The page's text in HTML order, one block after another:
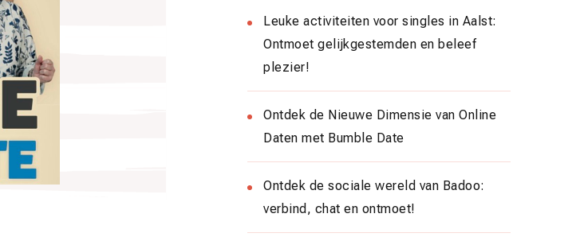
Leuke activiteiten voor singles in Aalst:
Ontmoet gelijkgestemden en beleef
plezier!
Ontdek de Nieuwe Dimensie van Online
Daten met Bumble Date
Ontdek de sociale wereld van Badoo:
verbind, chat en ontmoet!